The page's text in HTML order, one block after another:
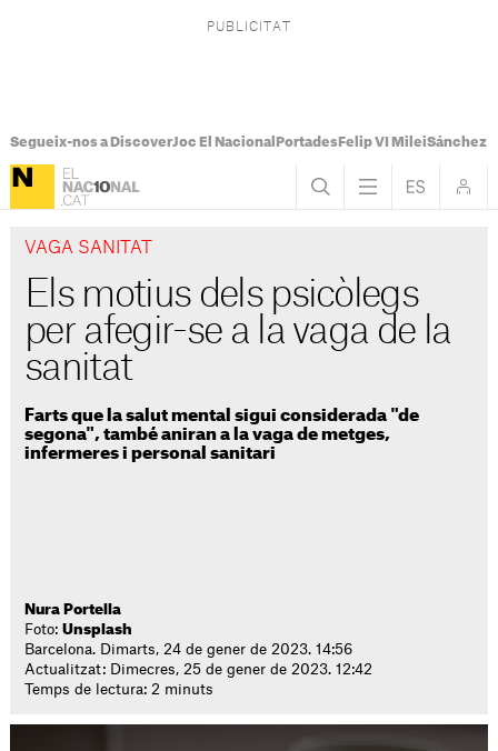
Segueix-nos a DiscoverJoc El Nacional PortadesFelip VI MileiSánchez
VAGA SANITAT
Els motius dels psicòlegs
per afegir-se a la vaga de la
sanitat
Farts que la salut mental sigui considerada "de
segona", també aniran a la vaga de metges,
infermeres i personal sanitari
Nura Portella
Foto:Unsplash
Barcelona. Dimarts, 24 de gener de 2023. 14:56
Actualitzat: Dimecres, 25 de gener de 2023. 12:42
Temps de lectura: 2 minuts